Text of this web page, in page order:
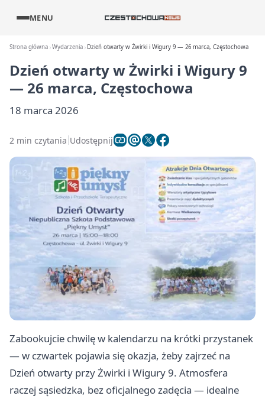
MENU
Strona główna Wydarzenia Dzień otwarty w Żwirki i Wigury 9 — 26 marca, Częstochowa
Dzień otwarty w Żwirki i Wigury 9
— 26 marca, Częstochowa
18 marca 2026
2 min czytania Udostępnij
Zabookujcie chwilę w kalendarzu na krótki przystanek
— w czwartek pojawia się okazja, żeby zajrzeć na
Dzień otwarty przy Żwirki i Wigury 9. Atmosfera
raczej sąsiedzka, bez oficjalnego zadęcia — idealne